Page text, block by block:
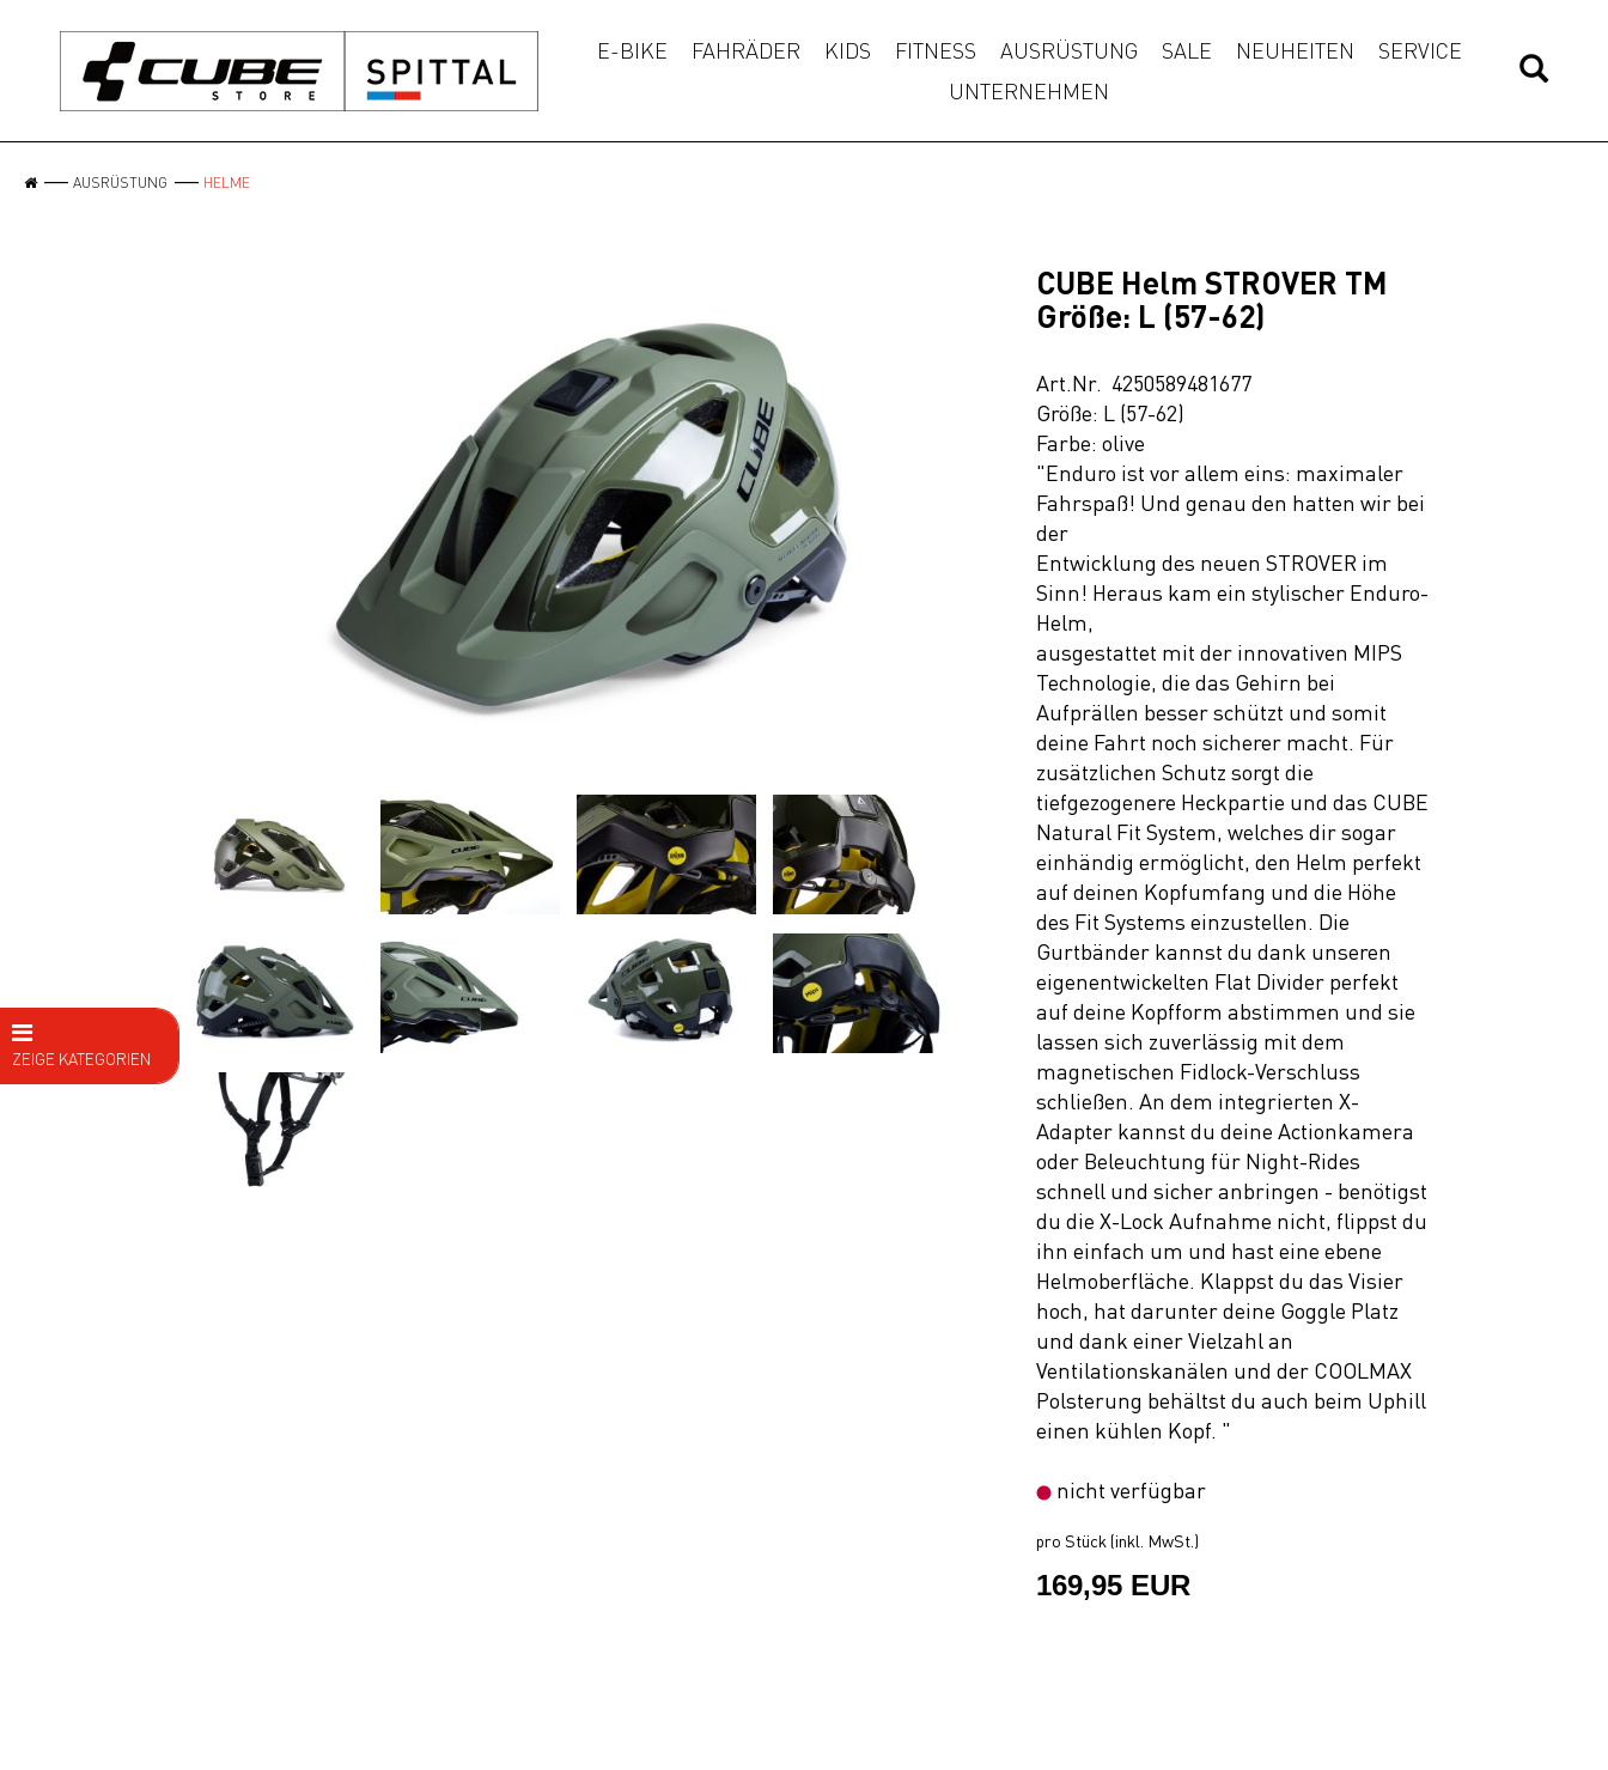
E-BIKE FAHRÄDER KIDS FITNESS AUSRÜSTUNG SALE NEUHEITEN
SERVICE
UNTERNEHMEN
AUSRÜSTUNG HELME
ZEIGE KATEGORIEN
CUBE Helm STROVER TM
Größe: L (57-62)
Art.Nr. 4250589481677
Größe: L (57-62)
Farbe: olive
"Enduro ist vor allem eins: maximaler
Fahrspaß! Und genau den hatten wir bei
der
Entwicklung des neuen STROVER im
Sinn! Heraus kam ein stylischer Enduro-
Helm,
ausgestattet mit der innovativen MIPS
Technologie, die das Gehirn bei
Aufprällen besser schützt und somit
deine Fahrt noch sicherer macht. Für
zusätzlichen Schutz sorgt die
tiefgezogenere Heckpartie und das CUBE
Natural Fit System, welches dir sogar
einhändig ermöglicht, den Helm perfekt
auf deinen Kopfumfang und die Höhe
des Fit Systems einzustellen. Die
Gurtbänder kannst du dank unseren
eigenentwickelten Flat Divider perfekt
auf deine Kopfform abstimmen und sie
lassen sich zuverlässig mit dem
magnetischen Fidlock-Verschluss
schließen. An dem integrierten X-
Adapter kannst du deine Actionkamera
oder Beleuchtung für Night-Rides
schnell und sicher anbringen - benötigst
du die X-Lock Aufnahme nicht, flippst du
ihn einfach um und hast eine ebene
Helmoberfläche. Klappst du das Visier
hoch, hat darunter deine Goggle Platz
und dank einer Vielzahl an
Ventilationskanälen und der COOLMAX
Polsterung behältst du auch beim Uphill
einen kühlen Kopf. "
nicht verfügbar
pro Stück (inkl. MwSt.)
169,95 EUR